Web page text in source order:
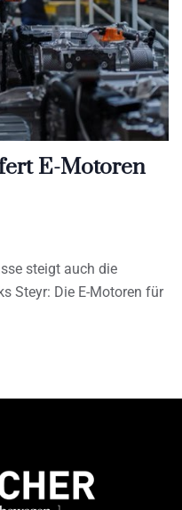
E-Motoren
steigt auch die
Steyr: Die E-Motoren für